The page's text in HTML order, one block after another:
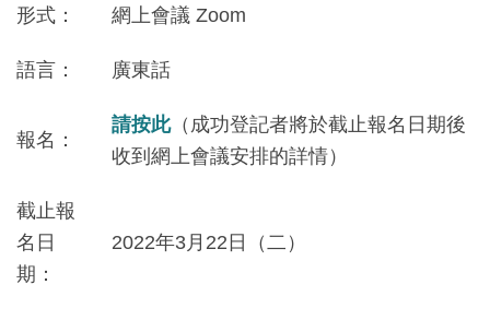
形式： 網上會議 Zoom
語言： 廣東話
報名：
請按此（成功登記者將於截止報名日期後
收到網上會議安排的詳情）
截止報
名日
期：
2022年3月22日（二）